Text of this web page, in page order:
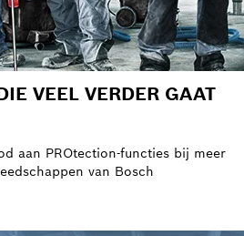
VEEL VERDER GAAT
aan PROtection-functies bij meer
van Bosch